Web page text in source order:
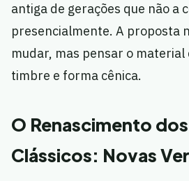
antiga de gerações que não a
presencialmente. A proposta
mudar, mas pensar o
timbre e forma cênica.
O Renascimento
Clássicos: Novas